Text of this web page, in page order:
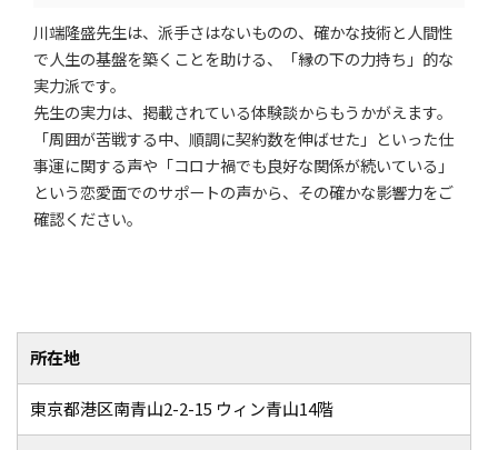
川端隆盛先生は、派手さはないものの、確かな技術と人間性
で人生の基盤を築くことを助ける、「縁の下の力持ち」的な
実力派です。
先生の実力は、掲載されている体験談からもうかがえます。
「周囲が苦戦する中、順調に契約数を伸ばせた」といった仕
事運に関する声や「コロナ禍でも良好な関係が続いている」
という恋愛面でのサポートの声から、その確かな影響力をご
確認ください。
所在地
東京都港区南青山2-2-15 ウィン青山14階